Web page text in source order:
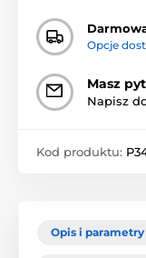
Opcje
Masz
Napisz
Kod produktu:
Opis i parametry